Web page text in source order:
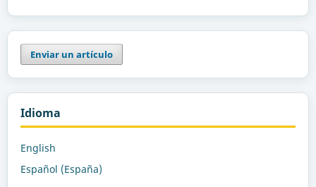
Enviar un artículo
Idioma
English
Español (España)